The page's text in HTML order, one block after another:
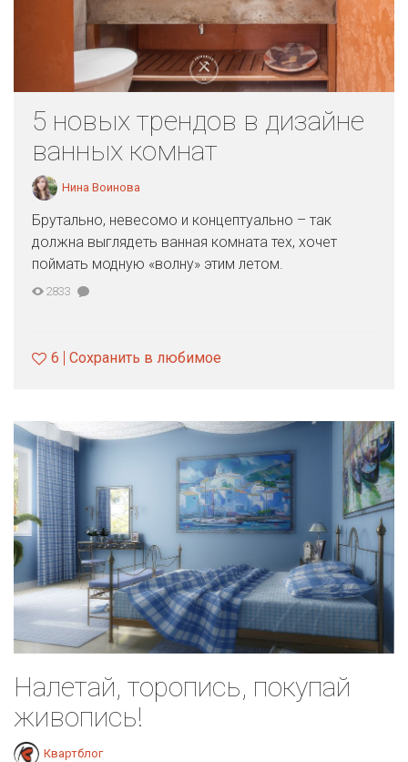
5 новых трендов в дизайне
ванных комнат
Нина Воинова
Брутально, невесомо и концептуально – так
должна выглядеть ванная комната тех, хочет
поймать модную «волну» этим летом.
2833
6 Сохранить в любимое
Налетай, торопись, покупай
живопись!
Квартблог